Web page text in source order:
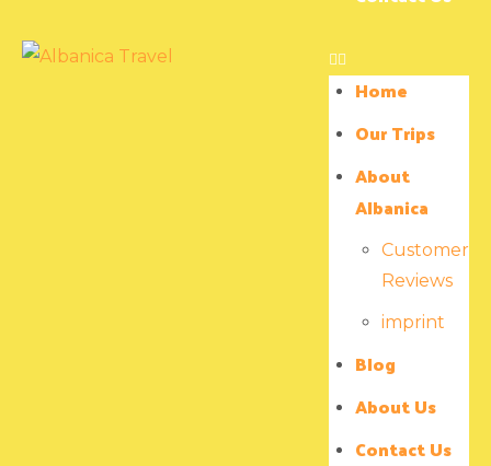
Home
Our Trips
About
Albanica
Customer
Reviews
imprint
Blog
About Us
Contact Us